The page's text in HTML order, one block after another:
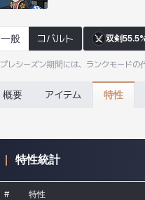
一般 コバルト 双剣
プレシーズン期間には、ランクモードの
概要 アイテム 特性
特性統計
# 特性